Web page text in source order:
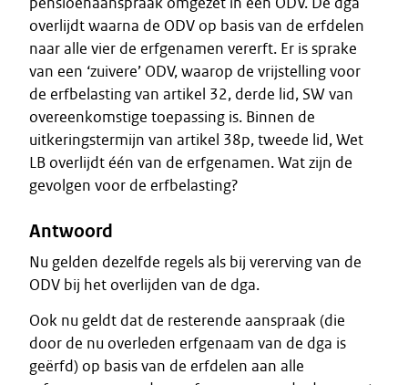
overlijdt waarna de ODV op basis van de erfdelen
naar alle vier de erfgenamen vererft. Er is sprake
van een ‘zuivere’ ODV, waarop de vrijstelling voor
de erfbelasting van artikel 32, derde lid, SW van
overeenkomstige toepassing is. Binnen de
uitkeringstermijn van artikel 38p, tweede lid, Wet
LB overlijdt één van de erfgenamen. Wat zijn de
gevolgen voor de erfbelasting?
Antwoord
Nu gelden dezelfde regels als bij vererving van de
ODV bij het overlijden van de dga.
Ook nu geldt dat de resterende aanspraak (die
door de nu overleden erfgenaam van de dga is
geërfd) op basis van de erfdelen aan alle